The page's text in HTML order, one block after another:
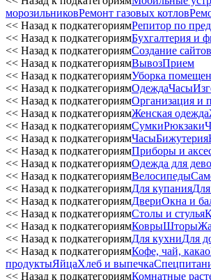
морозильниковРемонт газовых котлов
<< Назад к подкатегориямРепитор по
<< Назад к подкатегориямБухгалтерия и
<< Назад к подкатегориямСоздание сайтов
<< Назад к подкатегориямВывозПрием
<< Назад к подкатегориямУборка
<< Назад к подкатегориямОдеждаЧасы
<< Назад к подкатегориямОрганизация и
<< Назад к подкатегориямЖенская одежда
<< Назад к подкатегориямСумкиРюкзаки
<< Назад к подкатегориямЧасыБижутерия
<< Назад к подкатегориямПриборы и
<< Назад к подкатегориямОдежда для
<< Назад к подкатегориямВелосипеды
<< Назад к подкатегориямДля купания
<< Назад к подкатегориямДвериОкна и
<< Назад к подкатегориямСтолы и стулья
<< Назад к подкатегориямКоврыШторы
<< Назад к подкатегориямДля кухниДля
<< Назад к подкатегориямКофе, чай, какао
продуктыЯйцаХлеб и выпечка
<< Назад к подкатегориямКомнатные